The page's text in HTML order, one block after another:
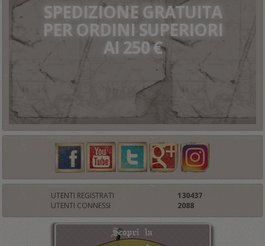
SPEDIZIONE GRATUITA
PER ORDINI SUPERIORI
AI 250 €
UTENTI REGISTRATI
130437
UTENTI CONNESSI
2088